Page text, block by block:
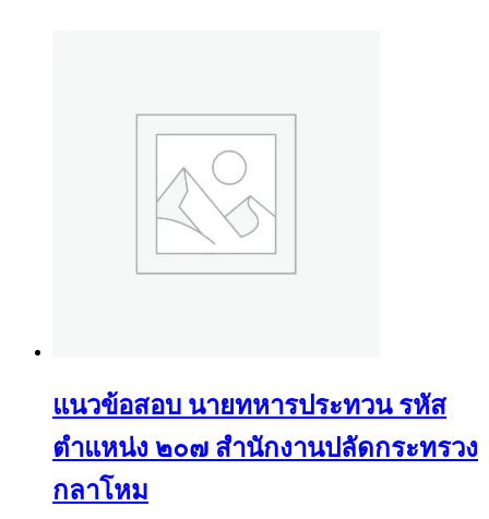
แนวข้อสอบ นายทหารประทวน รหัส
ตำแหน่ง ๒๐๗ สำนักงานปลัดกระทรวง
กลาโหม